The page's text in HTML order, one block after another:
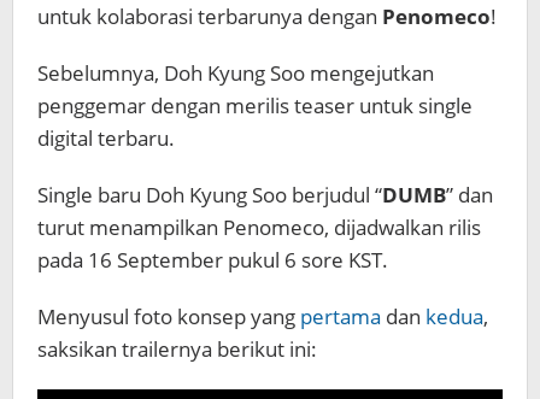
untuk kolaborasi terbarunya dengan Penomeco!
Sebelumnya, Doh Kyung Soo mengejutkan
penggemar dengan merilis teaser untuk single
digital terbaru.
Single baru Doh Kyung Soo berjudul “DUMB” dan
turut menampilkan Penomeco, dijadwalkan rilis
pada 16 September pukul 6 sore KST.
Menyusul foto konsep yang pertama dan kedua,
saksikan trailernya berikut ini: